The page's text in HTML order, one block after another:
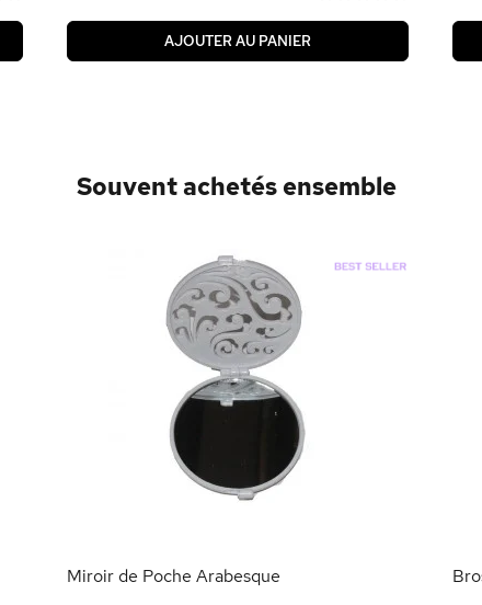
AJOUTER AU PANIER
Souvent achetés ensemble
Miroir de Poche Arabesque